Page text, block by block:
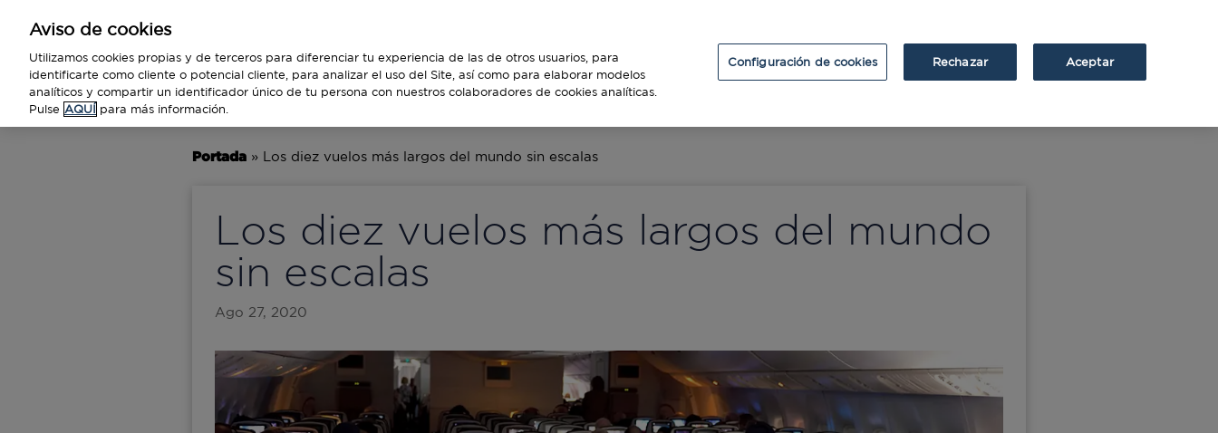
BUSINESS TECNOLOGÍA VIAJES
Portada » Los diez vuelos más largos del mundo sin escalas
Los diez vuelos más largos del mundo
sin escalas
Ago 27, 2020
Aviso de cookies
Utilizamos cookies propias y de terceros para diferenciar tu experiencia de las de otros usuarios, para
identificarte como cliente o potencial cliente, para analizar el uso del Site, así como para elaborar modelos
analíticos y compartir un identificador único de tu persona con nuestros colaboradores de cookies analíticas.
Pulse AQUÍ para más información.
Configuración de cookies Rechazar Aceptar